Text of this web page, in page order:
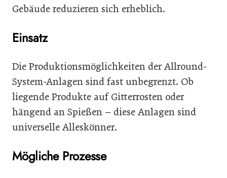
Gebäude reduzieren sich erheblich.
Einsatz
Die Produktionsmöglichkeiten der Allround-
System-Anlagen sind fast unbegrenzt. Ob
liegende Produkte auf Gitterrosten oder
hängend an Spießen – diese Anlagen sind
universelle Alleskönner.
Mögliche Prozesse